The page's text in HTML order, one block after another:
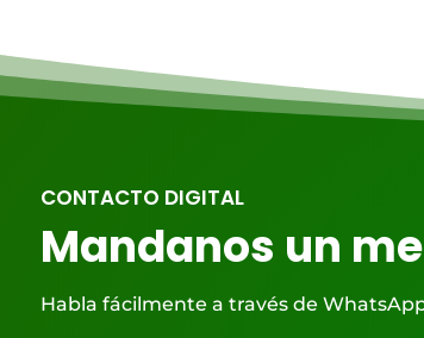
CONTACTO DIGITAL
Mandanos un
Habla fácilmente a través de